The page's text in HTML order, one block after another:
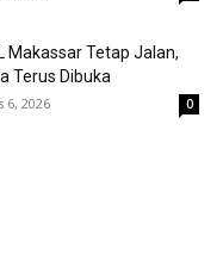
Makassar Tetap Jalan,
Terus Dibuka
6, 2026 0